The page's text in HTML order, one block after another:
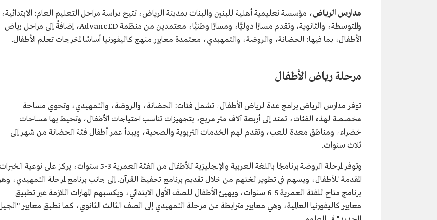
مدارس الرياض، مؤسسة تعليمية أهلية للبنين والبنات بمدينة الرياض، تتيح دراسة مراحل التعليم العام: الابتدائية،
والمتوسطة، والثانوية، وتقدم مسارًا دوليًّا، ومسارًا وطنيًّا، معتمدين من منظمة AdvancED، إضافةً إلى مراحل رياض
الأطفال، بما فيها: الحضانة، والروضة، والتمهيدي، معتمدة معايير منهج كاليفورنيا أساسًا لمخرجات تعلم الأطفال.
مرحلة رياض الأطفال
توفر مدارس الرياض برامج عدة لرياض الأطفال، تشمل فئات: الحضانة، والروضة، والتمهيدي، وتحوي مساحة
مخصصة لهذه الفئات، تمتد إلى أربعة آلاف متر مربع، بتجهيزات تناسب احتياجات الأطفال، وتحيط بها مساحات
خضراء، ومناطق معدة للعب، وتقدم لهم الخدمات التربوية والصحية، ويبدأ عمر أطفال فئة الحضانة من شهر إلى
ثلاث سنوات.
وتوفر لمرحلة الروضة برنامجًا باللغة العربية والإنجليزية للأطفال من الفئة العمرية 3-5 سنوات، يركز على نوعية الخبرات
المقدمة للأطفال، ويسهم في تطوير لغتهم من خلال تقديم برنامج تحفيظ القرآن. إلى جانب برنامج لمرحلة التمهيدي،
برنامج متاح للفئة العمرية 5-6 سنوات، ويهيئ الأطفال للصف الأول الابتدائي، ويكسبهم المهارات اللازمة عبر تطبيق
معايير كاليفورنيا العالمية، وهي معايير مترابطة من مرحلة التمهيدي إلى الصف الثالث الثانوي، كما تطبق معايير